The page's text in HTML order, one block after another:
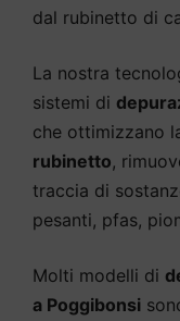
dal rubinetto di
La nostra
sistemi di
che ottimizzano
rubinetto,
traccia di
pesanti, pfas,
Molti modelli di
a Poggibonsi